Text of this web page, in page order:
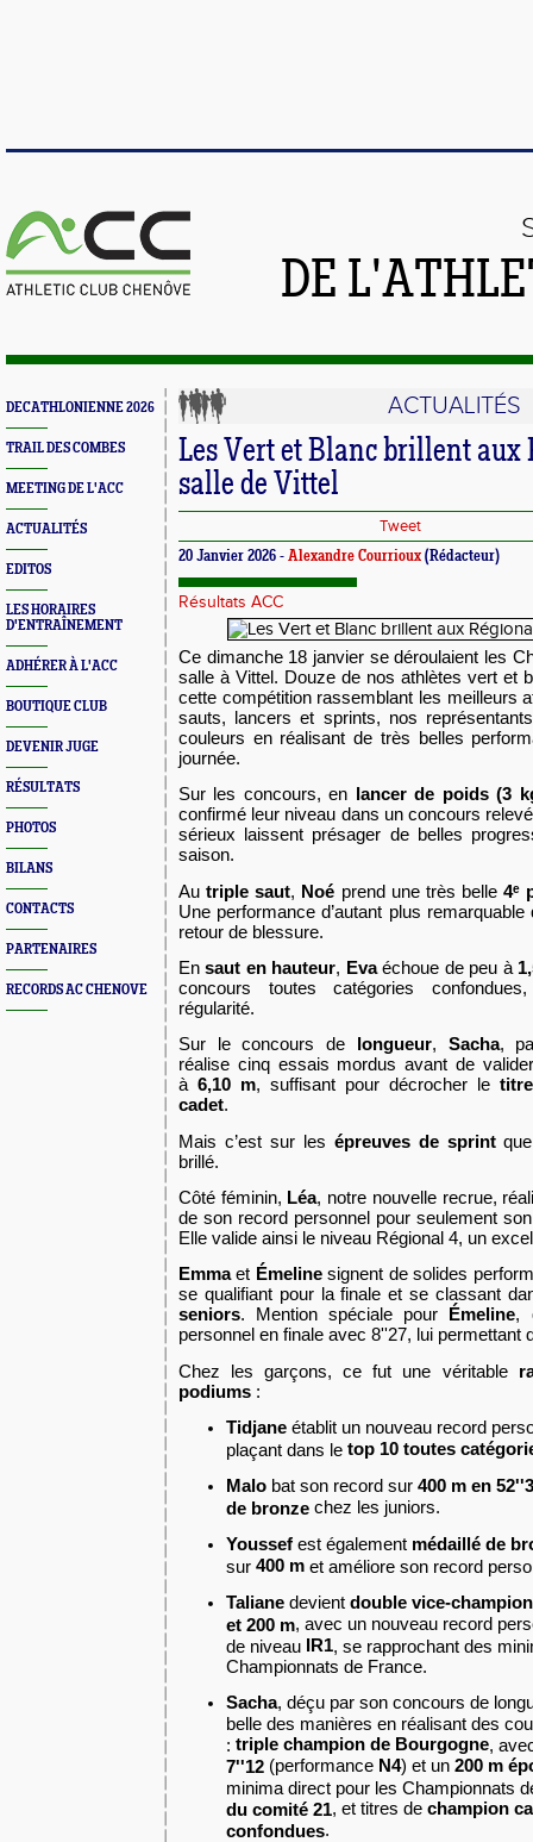
DE
DECATHLONIENNE 2026
TRAIL DES COMBES
MEETING DE L'ACC
ACTUALITÉS
EDITOS
LES HORAIRES
D'ENTRAÎNEMENT
ADHÉRER À L'ACC
BOUTIQUE CLUB
DEVENIR JUGE
RÉSULTATS
PHOTOS
BILANS
CONTACTS
PARTENAIRES
RECORDS AC CHENOVE
ACTUALITÉS
Les Vert et Blanc brillent aux
salle de Vittel
Tweet
20 Janvier 2026 - Alexandre Courrioux (Rédacteur)
Résultats ACC
Ce dimanche 18 janvier se déroulaient les
salle à Vittel. Douze de nos athlètes vert et
cette compétition rassemblant les meilleurs
sauts, lancers et sprints, nos
couleurs en réalisant de très belles
journée.
Sur les concours, en lancer de poids (3
confirmé leur niveau dans un concours
sérieux laissent présager de belles
saison.
Autriple saut, Noé prend une très belle4ᵉ
Une performance d’autant plus remarquable
retour de blessure.
Ensaut en hauteur, Evaéchoue de peu à
concours toutes catégories
régularité.
Sur le concours de longueur, Sacha,
réalise cinq essais mordus avant de
à 6,10 m, suffisant pour décrocher le
cadet.
Mais c’est sur les épreuves de sprintque
brillé.
Côté féminin, Léa, notre nouvelle recrue,
de son record personnel pour seulement
Elle valide ainsi le niveau Régional 4, un
Emmaet Émeline signent de solides
se qualifiant pour la finale et se classant
seniors. Mention spéciale pour Émeline,
personnel en finale avec 8''27, lui permettant
Chez les garçons, ce fut une véritable
podiums :
Tidjane établit un nouveau record
plaçant dans le top 10 toutes
Malo bat son record sur 400 m en
de bronze chez les juniors.
Youssef est également médaillé de
sur 400 m et améliore son record
Taliane devient double vice-
et 200 m, avec un nouveau record
de niveau IR1, se rapprochant des
Championnats de France.
Sacha, déçu par son concours de
belle des manières en réalisant des
: triple champion de Bourgogne,
7''12 (performance N4) et un 200 m
minima direct pour les Championnats
du comité 21, et titres de champion
confondues.